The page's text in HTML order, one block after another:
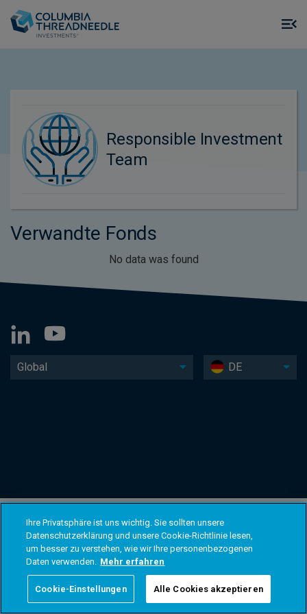
Responsible Investment
Team
Verwandte Fonds
No data was found
Global DE
Ihre Privatsphäre ist uns wichtig. Sie sollten unsere
Datenschutzerklärung und unsere Cookie-Richtlinie lesen,
um besser zu verstehen, wie wir Ihre personenbezogenen
Daten verwenden. Mehr erfahren
Cookie-Einstellungen Alle Cookies akzeptieren